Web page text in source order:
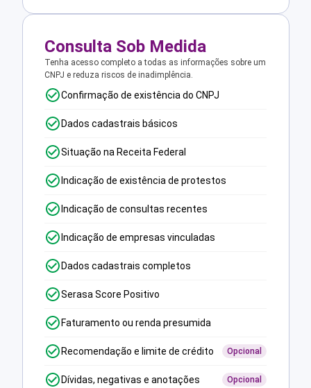
Consulta Sob Medida
Tenha acesso completo a todas as informações sobre um
CNPJ e reduza riscos de inadimplência.
Confirmação de existência do CNPJ
Dados cadastrais básicos
Situação na Receita Federal
Indicação de existência de protestos
Indicação de consultas recentes
Indicação de empresas vinculadas
Dados cadastrais completos
Serasa Score Positivo
Faturamento ou renda presumida
Recomendação e limite de crédito Opcional
Dívidas, negativas e anotações Opcional